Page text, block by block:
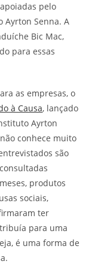
pelo
Ayrton Senna. A
Bic Mac,
para essas
as empresas, o
à Causa, lançado
Ayrton
conhece muito
são
produtos
sociais,
ter
para uma
é uma forma de